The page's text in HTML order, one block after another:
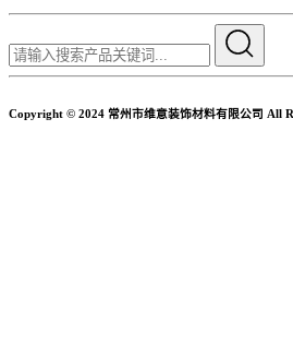
Copyright © 2024 常州市维意装饰材料有限公司 All